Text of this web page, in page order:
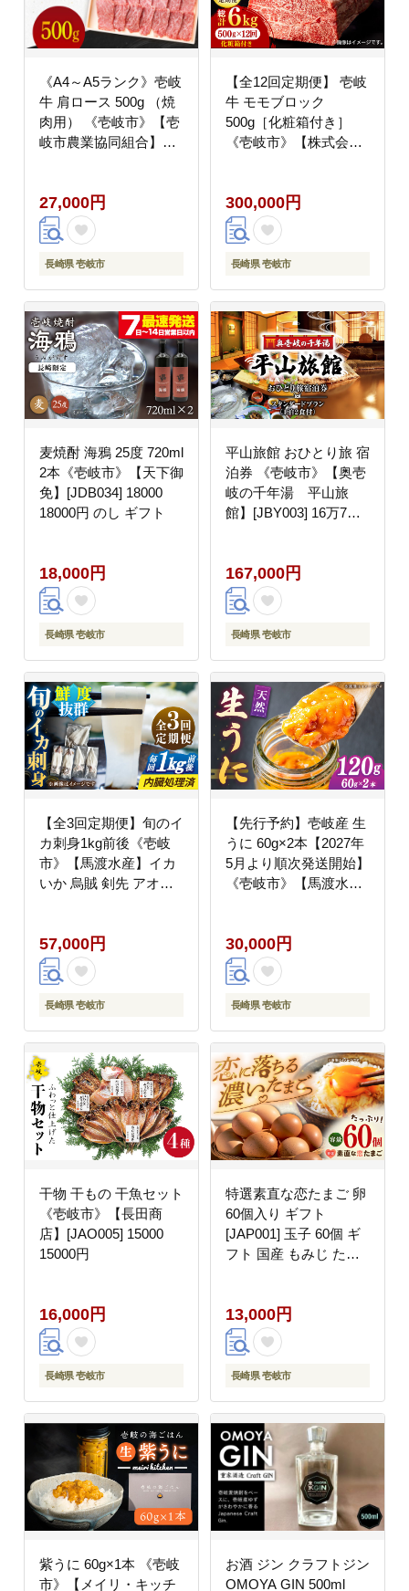
《A4～A5ランク》壱岐
牛 肩ロース 500g （焼
肉用） 《壱岐市》【壱
岐市農業協同組合】
27000円 のし プレゼン
ト ギフト
27,000円
長崎県 壱岐市
【全12回定期便】 壱岐
牛 モモブロック
500g［化粧箱付き］
《壱岐市》【株式会社
BBQ [JFE097] 300000
300000円 30万円
300,000円
長崎県 壱岐市
麦焼酎 海鴉 25度 720ml
2本《壱岐市》【天下御
免】[JDB034] 18000
18000円 のし ギフト
18,000円
長崎県 壱岐市
平山旅館 おひとり旅 宿
泊券 《壱岐市》【奥壱
岐の千年湯 平山旅
館】[JBY003] 16万7千
温泉 温泉宿 家族風呂
旅 旅行 朝食付き 旅館
観光 壱岐 長崎県
200000 200000円 20万
167,000円
長崎県 壱岐市
【全3回定期便】旬のイ
カ刺身1kg前後《壱岐
市》【馬渡水産】イカ
いか 烏賊 剣先 アオリ
鮮 魚貝 冷凍配送 産地
直送 [JAQ031]
57,000円
長崎県 壱岐市
【先行予約】壱岐産 生
うに 60g×2本【2027年
5月より順次発送開始】
《壱岐市》【馬渡水
[JAQ010] 30000 30000
円 3万円
30,000円
長崎県 壱岐市
干物 干もの 干魚セット
《壱岐市》【長田商
店】[JAO005] 15000
15000円
16,000円
長崎県 壱岐市
特選素直な恋たまご 卵
60個入り ギフト
[JAP001] 玉子 60個 ギ
フト 国産 もみじ たま
13,000円
長崎県 壱岐市
紫うに 60g×1本 《壱岐
市》【メイリ・キッチ
お酒 ジン クラフトジン
OMOYA GIN 500ml